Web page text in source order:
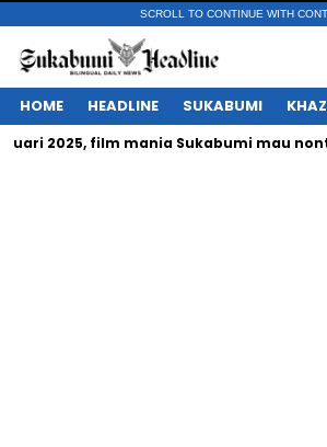
SCROLL TO CONTINUE WITH
HOME HEADLINE SUKABUMI
2025, film mania Sukabumi mau